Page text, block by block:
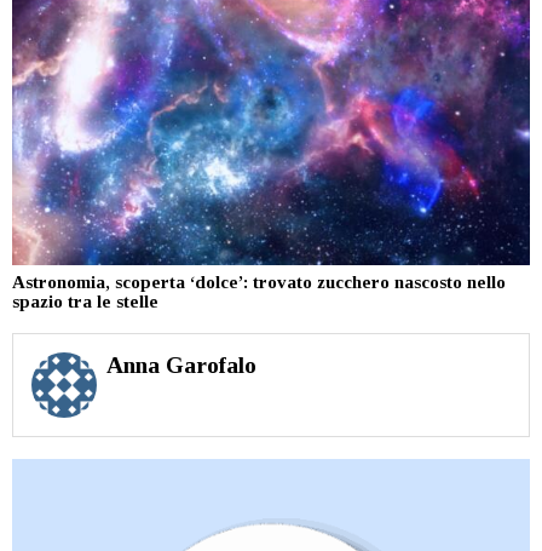
Astronomia, scoperta ‘dolce’: trovato zucchero nascosto nello
spazio tra le stelle
Anna Garofalo